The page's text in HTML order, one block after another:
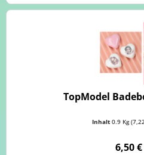
TopModel
Inhalt0.9 Kg
6,50